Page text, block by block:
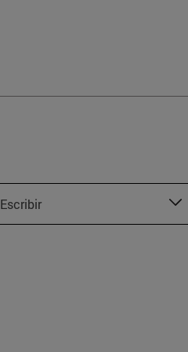
Escribir